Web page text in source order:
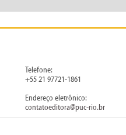
Telefone:
+55 21 97721-1861
Endereço eletrônico:
contatoeditora@puc-rio.br